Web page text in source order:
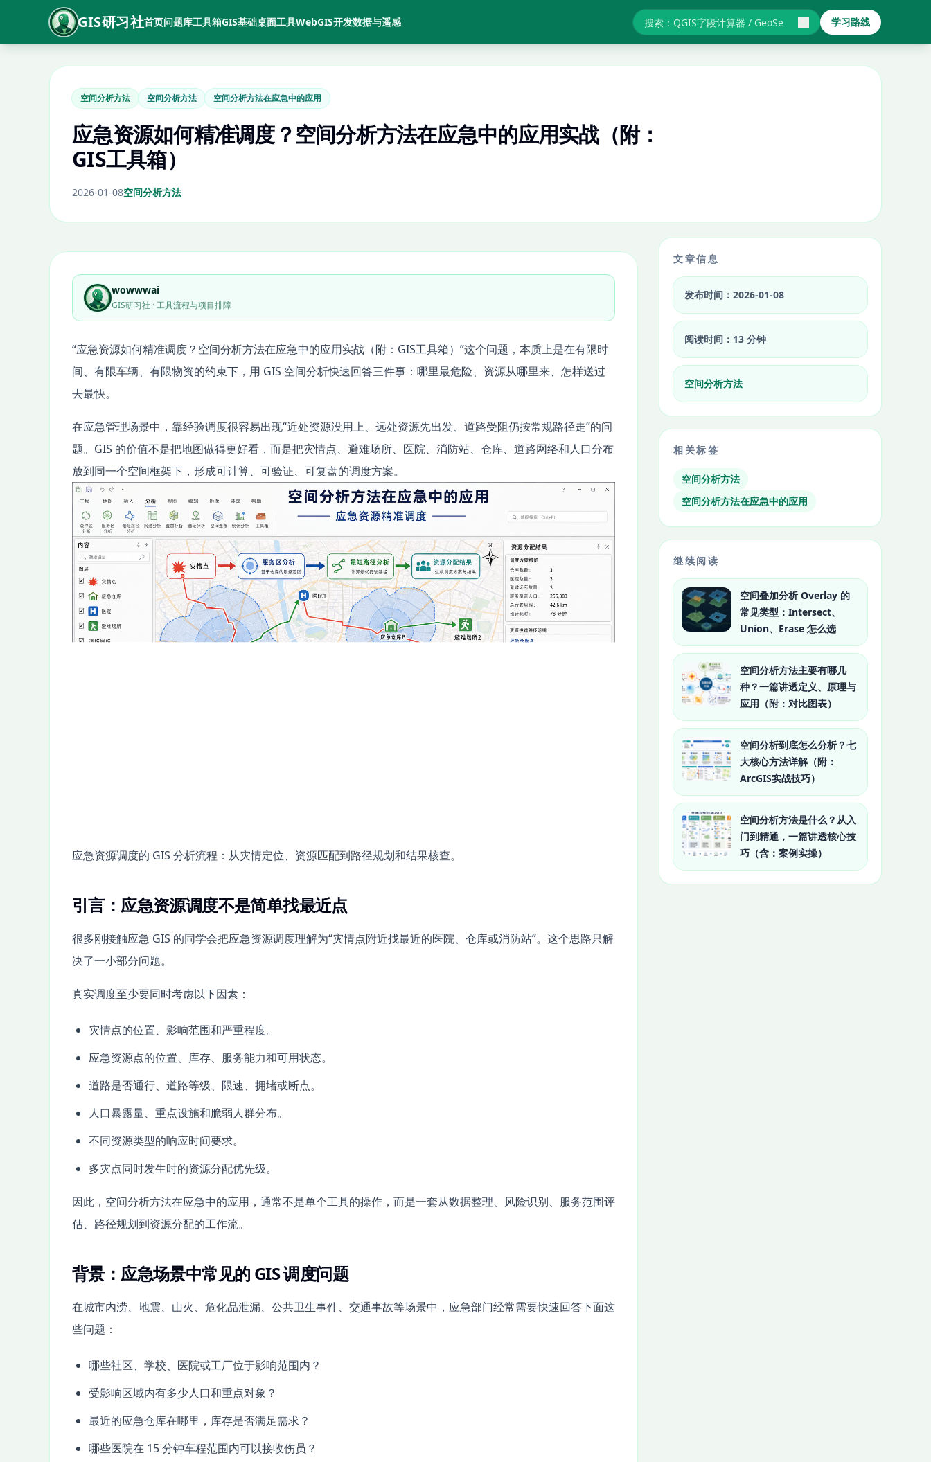
GIS研习社首页问题库工具箱GIS基础桌面工具WebGIS开发数据与遥感 搜索GIS教程与报错 学习路线
空间分析方法 空间分析方法 空间分析方法在应急中的应用
应急资源如何精准调度？空间分析方法在应急中的应用实战（附：
GIS工具箱）
2026-01-08空间分析方法
wowwwai
GIS研习社 · 工具流程与项目排障
“应急资源如何精准调度？空间分析方法在应急中的应用实战（附：GIS工具箱）”这个问题，本质上是在有限时
间、有限车辆、有限物资的约束下，用 GIS 空间分析快速回答三件事：哪里最危险、资源从哪里来、怎样送过
去最快。
在应急管理场景中，靠经验调度很容易出现“近处资源没用上、远处资源先出发、道路受阻仍按常规路径走”的问
题。GIS 的价值不是把地图做得更好看，而是把灾情点、避难场所、医院、消防站、仓库、道路网络和人口分布
放到同一个空间框架下，形成可计算、可验证、可复盘的调度方案。
应急资源调度的 GIS 分析流程：从灾情定位、资源匹配到路径规划和结果核查。
引言：应急资源调度不是简单找最近点
很多刚接触应急 GIS 的同学会把应急资源调度理解为“灾情点附近找最近的医院、仓库或消防站”。这个思路只解
决了一小部分问题。
真实调度至少要同时考虑以下因素：
灾情点的位置、影响范围和严重程度。
应急资源点的位置、库存、服务能力和可用状态。
道路是否通行、道路等级、限速、拥堵或断点。
人口暴露量、重点设施和脆弱人群分布。
不同资源类型的响应时间要求。
多灾点同时发生时的资源分配优先级。
因此，空间分析方法在应急中的应用，通常不是单个工具的操作，而是一套从数据整理、风险识别、服务范围评
估、路径规划到资源分配的工作流。
背景：应急场景中常见的 GIS 调度问题
在城市内涝、地震、山火、危化品泄漏、公共卫生事件、交通事故等场景中，应急部门经常需要快速回答下面这
些问题：
哪些社区、学校、医院或工厂位于影响范围内？
受影响区域内有多少人口和重点对象？
最近的应急仓库在哪里，库存是否满足需求？
哪些医院在 15 分钟车程范围内可以接收伤员？
文章信息
发布时间：2026-01-08
阅读时间：13 分钟
空间分析方法
相关标签
空间分析方法
空间分析方法在应急中的应用
继续阅读
空间叠加分析 Overlay 的
常见类型：Intersect、
Union、Erase 怎么选
空间分析方法主要有哪几
种？一篇讲透定义、原理与
应用（附：对比图表）
空间分析到底怎么分析？七
大核心方法详解（附：
ArcGIS实战技巧）
空间分析方法是什么？从入
门到精通，一篇讲透核心技
巧（含：案例实操）